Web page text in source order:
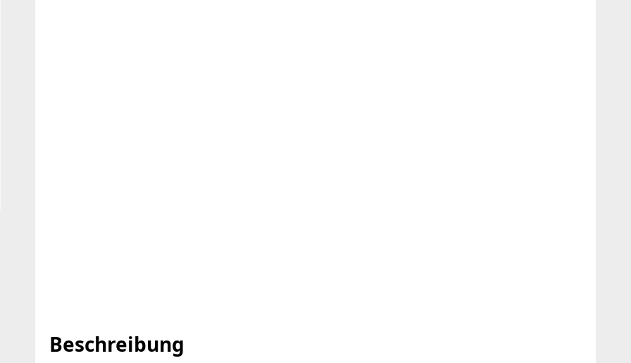
Beschreibung
wird viele Treffer erzeugen. Bitte setzen Sie weitere Filter!